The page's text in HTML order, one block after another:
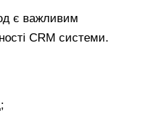
є важливим
CRM системи.